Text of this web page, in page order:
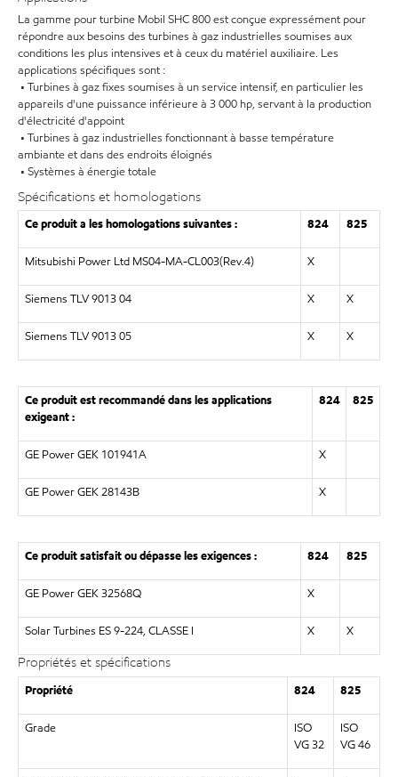
La gamme pour turbine Mobil SHC 800 est conçue expressément pour
répondre aux besoins des turbines à gaz industrielles soumises aux
conditions les plus intensives et à ceux du matériel auxiliaire. Les
applications spécifiques sont :
• Turbines à gaz fixes soumises à un service intensif, en particulier les
appareils d'une puissance inférieure à 3 000 hp, servant à la production
d'électricité d'appoint
• Turbines à gaz industrielles fonctionnant à basse température
ambiante et dans des endroits éloignés
• Systèmes à énergie totale
Spécifications et homologations
Ce produit a les homologations suivantes : 824 825
Mitsubishi Power Ltd MS04-MA-CL003(Rev.4) X
Siemens TLV 9013 04 X X
Siemens TLV 9013 05 X X
Ce produit est recommandé dans les applications
exigeant :
824 825
GE Power GEK 101941A X
GE Power GEK 28143B X
Ce produit satisfait ou dépasse les exigences : 824 825
GE Power GEK 32568Q X
Solar Turbines ES 9-224, CLASSE I X X
Propriétés et spécifications
Propriété 824 825
Grade
ISO
VG 32
ISO
VG 46